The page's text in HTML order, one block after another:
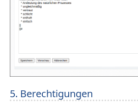
5. Berechtigungen